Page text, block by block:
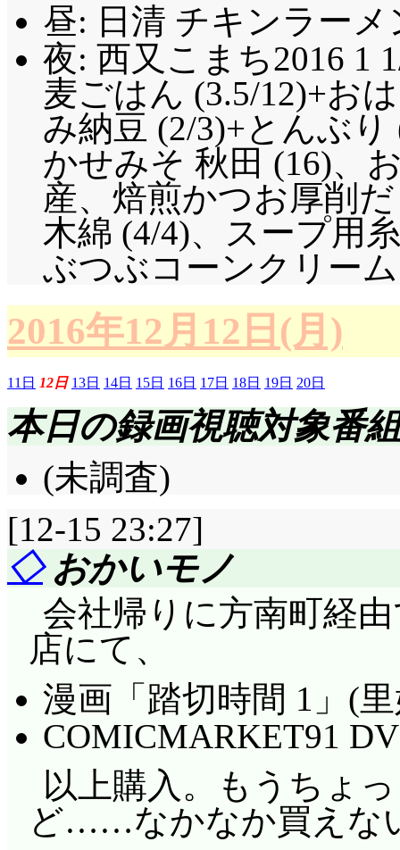
昼: 日清 チキンラー
夜: 西又こまち2016 1
麦ごはん (3.5/12)+お
み納豆 (2/3)+とんぶ
かせみそ 秋田 (16)、
産、焙煎かつお厚削
木綿 (4/4)、スープ用
ぶつぶコーンクリー
2016年12月12日(月)
11日 12日 13日 14日 15日 16日 17日 18日 19日 20日
本日の録画視聴対象番組
(未調査)
[12-15 23:27]
◇おかいモノ
会社帰りに方南町経
店にて、
漫画「踏切時間 1」(
COMICMARKET91
以上購入。もうちょ
ど……なかなか買えな